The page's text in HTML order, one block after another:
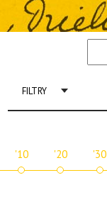
FILTRY
'10 '20 '30